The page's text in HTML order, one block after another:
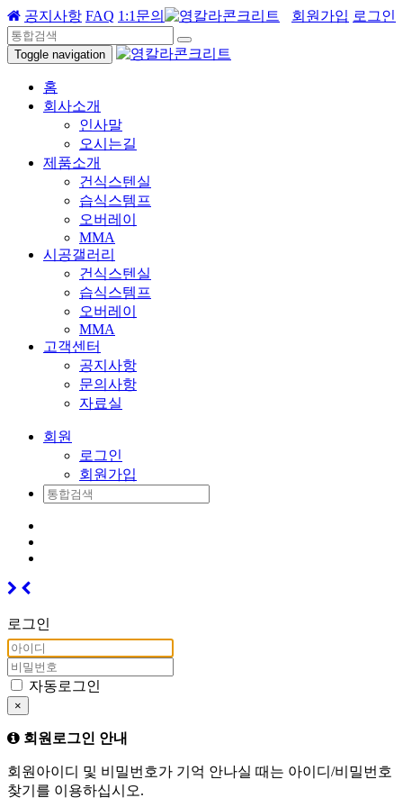
공지사항 FAQ 1:1문의 회원가입 로그인
Toggle navigation
홈
회사소개
인사말
오시는길
제품소개
건식스텐실
습식스템프
오버레이
MMA
시공갤러리
건식스텐실
습식스템프
오버레이
MMA
고객센터
공지사항
문의사항
자료실
회원
로그인
회원가입
로그인
자동로그인
×
회원로그인 안내
회원아이디 및 비밀번호가 기억 안나실 때는 아이디/비밀번호
찾기를 이용하십시오.